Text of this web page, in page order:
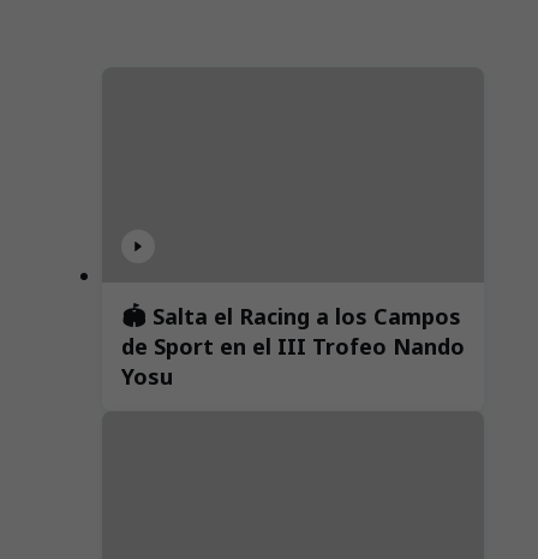
🏟️ Salta el Racing a los Campos
de Sport en el III Trofeo Nando
Yosu